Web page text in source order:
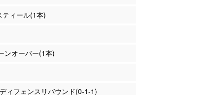
ィール(1本)
ンオーバー(1本)
ィフェンスリバウンド(0-1-1)